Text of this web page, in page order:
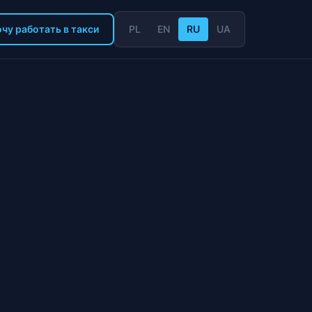
работать в такси PL EN RU UA